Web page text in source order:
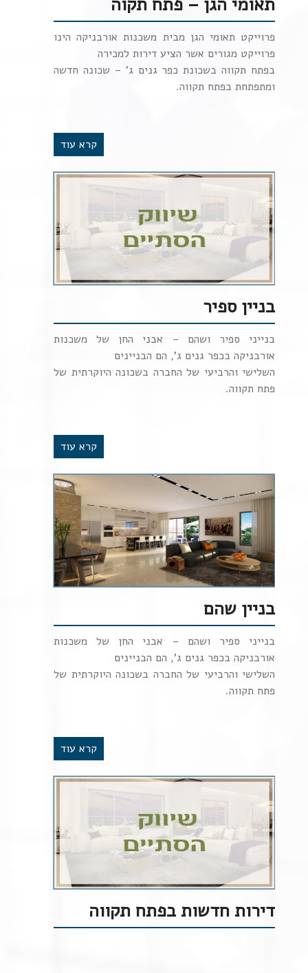
פרוייקט תאומי הגן מבית משכנות אורבניקה הינו
פרוייקט מגורים אשר הציע דירות למכירה
בפתח תקווה בשכונת כפר גנים ג' – שכונה חדשה
ומתפתחת בפתח תקווה.
קרא עוד
בניין ספיר
בנייני ספיר ושהם – אבני החן של משכנות
אורבניקה בכפר גנים ג', הם הבניינים
השלישי והרביעי של החברה בשכונה היוקרתית של
פתח תקווה.
קרא עוד
בניין שהם
בנייני ספיר ושהם – אבני החן של משכנות
אורבניקה בכפר גנים ג', הם הבניינים
השלישי והרביעי של החברה בשכונה היוקרתית של
פתח תקווה.
קרא עוד
דירות חדשות בפתח תקווה